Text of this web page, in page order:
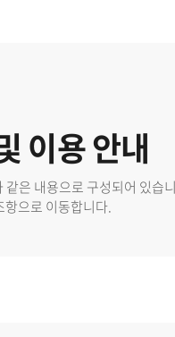
이용 안내
은 내용으로 구성되어 있습
으로 이동합니다.